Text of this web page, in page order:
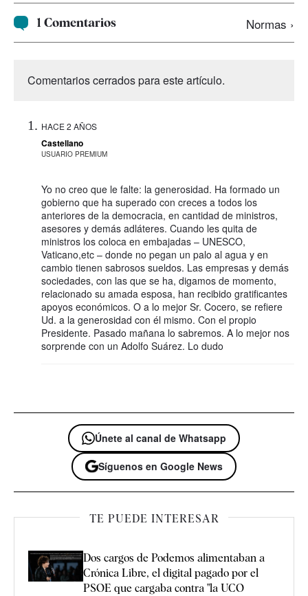
1 Comentarios Normas ›
Comentarios cerrados para este artículo.
HACE 2 AÑOS
Castellano
USUARIO PREMIUM
Yo no creo que le falte: la generosidad. Ha formado un
gobierno que ha superado con creces a todos los
anteriores de la democracia, en cantidad de ministros,
asesores y demás adláteres. Cuando les quita de
ministros los coloca en embajadas – UNESCO,
Vaticano,etc – donde no pegan un palo al agua y en
cambio tienen sabrosos sueldos. Las empresas y demás
sociedades, con las que se ha, digamos de momento,
relacionado su amada esposa, han recibido gratificantes
apoyos económicos. O a lo mejor Sr. Cocero, se refiere
Ud. a la generosidad con él mismo. Con el propio
Presidente. Pasado mañana lo sabremos. A lo mejor nos
sorprende con un Adolfo Suárez. Lo dudo
Únete al canal de Whatsapp
Síguenos en Google News
TE PUEDE INTERESAR
Dos cargos de Podemos alimentaban a
Crónica Libre, el digital pagado por el
PSOE que cargaba contra "la UCO